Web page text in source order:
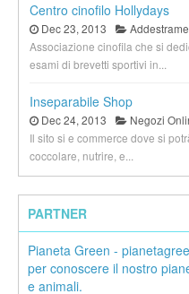
Centro cinofilo Hollydays
Dec 23, 2013
Associazione cinofila che si
esami di brevetti sportivi in...
Inseparabile Shop
Dec 24, 2013
Negozi
Il sito si e commerce dove si
coccolare, nutrire, e...
PARTNER
Pianeta Green -
per conoscere il nostro
e animali.